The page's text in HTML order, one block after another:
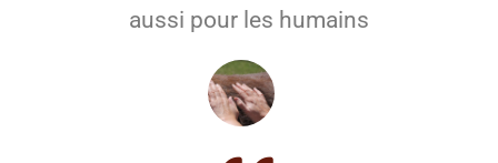
aussi pour les humains